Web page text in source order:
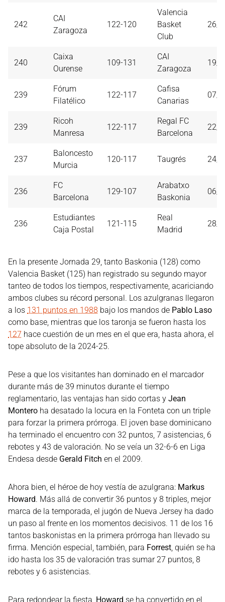
242
CAI
Zaragoza
122-120
Valencia
Basket
Club
26/
240
Caixa
Ourense
109-131
CAI
Zaragoza
19/
239
Fórum
Filatélico
122-117
Cafisa
Canarias
07/
239
Ricoh
Manresa
122-117
Regal FC
Barcelona
22/
237
Baloncesto
Murcia
120-117 Taugrés 24/
236
FC
Barcelona
129-107
Arabatxo
Baskonia
06/
236
Estudiantes
Caja Postal
121-115
Real
Madrid
28/
En la presente Jornada 29, tanto Baskonia (128) como
Valencia Basket (125) han registrado su segundo mayor
tanteo de todos los tiempos, respectivamente, acariciando
ambos clubes su récord personal. Los azulgranas llegaron
a los 131 puntos en 1988 bajo los mandos de Pablo Laso
como base, mientras que los taronja se fueron hasta los
127 hace cuestión de un mes en el que era, hasta ahora, el
tope absoluto de la 2024-25.
Pese a que los visitantes han dominado en el marcador
durante más de 39 minutos durante el tiempo
reglamentario, las ventajas han sido cortas y Jean
Montero ha desatado la locura en la Fonteta con un triple
para forzar la primera prórroga. El joven base dominicano
ha terminado el encuentro con 32 puntos, 7 asistencias, 6
rebotes y 43 de valoración. No se veía un 32-6-6 en Liga
Endesa desde Gerald Fitch en el 2009.
Ahora bien, el héroe de hoy vestía de azulgrana: Markus
Howard. Más allá de convertir 36 puntos y 8 triples, mejor
marca de la temporada, el jugón de Nueva Jersey ha dado
un paso al frente en los momentos decisivos. 11 de los 16
tantos baskonistas en la primera prórroga han llevado su
firma. Mención especial, también, para Forrest, quién se ha
ido hasta los 35 de valoración tras sumar 27 puntos, 8
rebotes y 6 asistencias.
Para redondear la fiesta, Howard se ha convertido en el